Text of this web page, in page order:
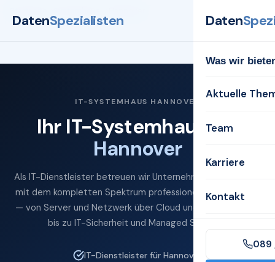
DatenSpezialisten Daten
Was wir
Aktuelle
Team
Karriere
Kontakt
089
IT-SYSTEMHAUS HANNOVER
Ihr IT-Systemhaus für
Hannover
Als IT-Dienstleister betreuen wir Unternehmen in Hannover
mit dem kompletten Spektrum professioneller IT-Services
— von Server und Netzwerk über Cloud und Microsoft 365
bis zu IT-Sicherheit und Managed Services.
IT-Dienstleister für Hannover